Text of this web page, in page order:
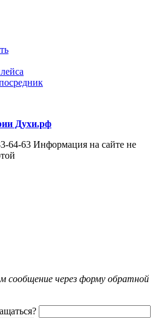
Духи.рф
64-63 Информация на сайте не
через форму обратной